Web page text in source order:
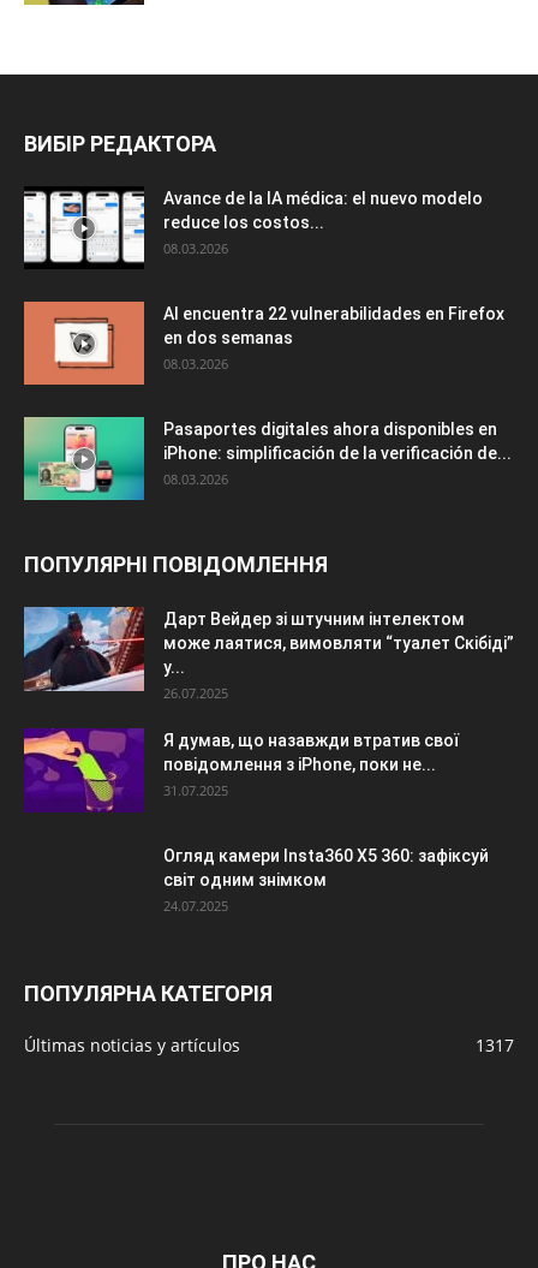
ВИБІР РЕДАКТОРА
Avance de la IA médica: el nuevo modelo
reduce los costos...
08.03.2026
AI encuentra 22 vulnerabilidades en Firefox
en dos semanas
08.03.2026
Pasaportes digitales ahora disponibles en
iPhone: simplificación de la verificación de...
08.03.2026
ПОПУЛЯРНІ ПОВІДОМЛЕННЯ
Дарт Вейдер зі штучним інтелектом
може лаятися, вимовляти “туалет Скібіді”
у...
26.07.2025
Я думав, що назавжди втратив свої
повідомлення з iPhone, поки не...
31.07.2025
Огляд камери Insta360 X5 360: зафіксуй
світ одним знімком
24.07.2025
ПОПУЛЯРНА КАТЕГОРІЯ
Últimas noticias y artículos 1317
ПРО НАС